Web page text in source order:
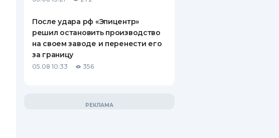
После удара рф «Эпицентр»
решил остановить производство
на своем заводе и перенести его
за границу
05.08 10:33 356